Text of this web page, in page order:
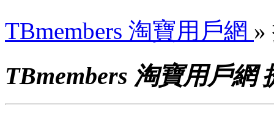
TBmembers 淘寶用戶網 »
TBmembers 淘寶用戶網